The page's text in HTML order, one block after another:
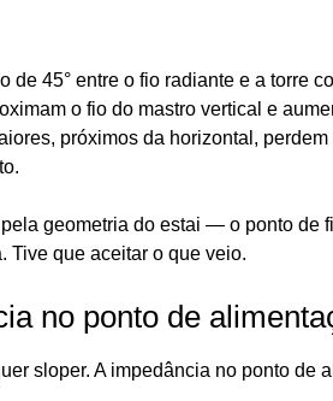
de 45° entre o fio radiante e a torre
o fio do mastro vertical e
próximos da horizontal,
geometria do estai — o ponto de
Tive que aceitar o que veio.
no ponto de
sloper. A impedância no ponto de